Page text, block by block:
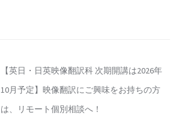
【英日・日英映像翻訳科 次期開講は2026年
10月予定】映像翻訳にご興味をお持ちの方
は、リモート個別相談へ！